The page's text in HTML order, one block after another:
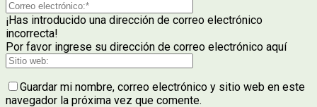
¡Has introducido una dirección de correo electrónico
incorrecta!
Por favor ingrese su dirección de correo electrónico aquí
Guardar mi nombre, correo electrónico y sitio web en este
navegador la próxima vez que comente.